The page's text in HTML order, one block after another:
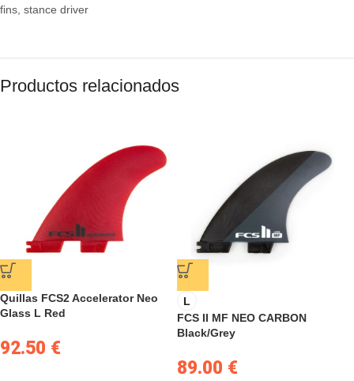
fins, stance driver
Productos relacionados
Quillas FCS2 Accelerator Neo
Glass L Red
92.50 €
L
FCS II MF NEO CARBON
Black/Grey
89.00 €